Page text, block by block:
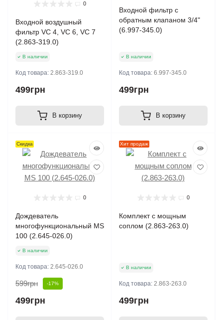
0
Входной воздушный
фильтр VC 4, VC 6, VC 7
(2.863-319.0)
В наличии
Код товара: 2.863-319.0
499грн
В корзину
Входной фильтр с
обратным клапаном 3/4"
(6.997-345.0)
В наличии
Код товара: 6.997-345.0
499грн
В корзину
Скидка
0
Дождеватель
многофункциональный MS
100 (2.645-026.0)
В наличии
Код товара: 2.645-026.0
599грн -17%
499грн
Хит продаж
0
Комплект с мощным
соплом (2.863-263.0)
В наличии
Код товара: 2.863-263.0
499грн